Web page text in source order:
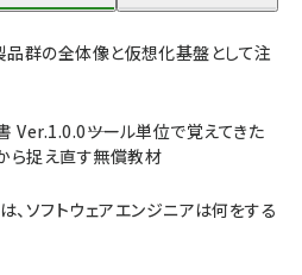
品群の全体像と仮想化基盤として注
Ver.1.0.0――ツール単位で覚えてきた
ら捉え直す無償教材
、ソフトウェアエンジニアは何をする